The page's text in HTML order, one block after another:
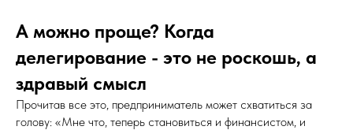
А можно проще? Когда
делегирование - это не роскошь, а
здравый смысл
Прочитав все это, предприниматель может схватиться за
голову: «Мне что, теперь становиться и финансистом, и